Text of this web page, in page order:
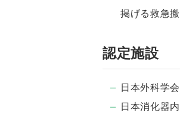
掲げる救急
認定施設
日本外科学
日本消化器